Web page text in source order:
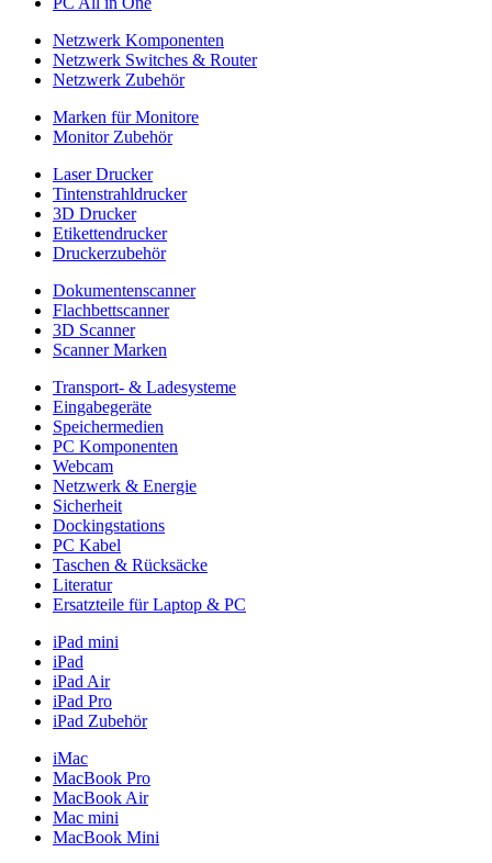
Netzwerk Komponenten
Netzwerk Switches & Router
Netzwerk Zubehör
Marken für Monitore
Monitor Zubehör
Laser Drucker
Tintenstrahldrucker
3D Drucker
Etikettendrucker
Druckerzubehör
Dokumentenscanner
Flachbettscanner
3D Scanner
Scanner Marken
Transport- & Ladesysteme
Eingabegeräte
Speichermedien
PC Komponenten
Webcam
Netzwerk & Energie
Sicherheit
Dockingstations
PC Kabel
Taschen & Rücksäcke
Literatur
Ersatzteile für Laptop & PC
iPad mini
iPad
iPad Air
iPad Pro
iPad Zubehör
iMac
MacBook Pro
MacBook Air
Mac mini
MacBook Mini